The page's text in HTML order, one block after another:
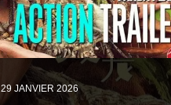
29 JANVIER 2026